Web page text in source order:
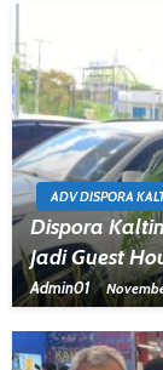
ADV DISPORA
Dispora
Jadi Guest
Admin01